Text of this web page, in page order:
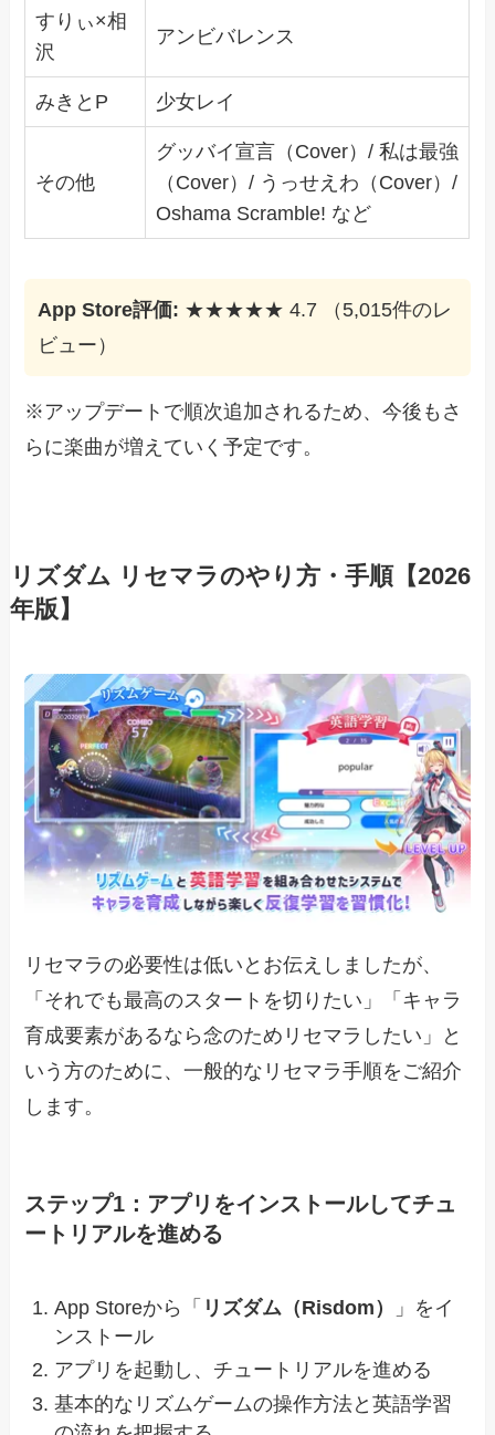
すりぃ×相
沢
アンビバレンス
みきとP 少女レイ
その他
グッバイ宣言（Cover）/ 私は最強
（Cover）/ うっせえわ（Cover）/
Oshama Scramble! など
App Store評価: ★★★★★ 4.7 （5,015件のレ
ビュー）
※アップデートで順次追加されるため、今後もさ
らに楽曲が増えていく予定です。
リズダム リセマラのやり方・手順【2026
年版】
リセマラの必要性は低いとお伝えしましたが、
「それでも最高のスタートを切りたい」「キャラ
育成要素があるなら念のためリセマラしたい」と
いう方のために、一般的なリセマラ手順をご紹介
します。
ステップ1：アプリをインストールしてチュ
ートリアルを進める
App Storeから「 リズダム（Risdom）
」をイ
ンストール
アプリを起動し、チュートリアルを進める
基本的なリズムゲームの操作方法と英語学習